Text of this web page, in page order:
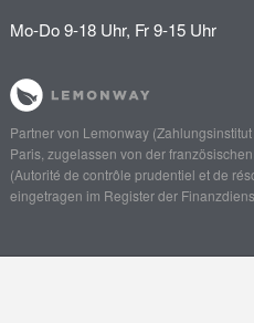
Mo-Do 9-18 Uhr, Fr 9-15 Uhr
Partner von Lemonway(Zahlungsinstitut
Paris, zugelassen von der
(Autorité de contrôle prudentiel et de
eingetragen im Register der